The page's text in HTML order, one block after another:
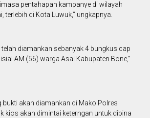
pentahapan kampanye di wilayah
terlebih di Kota Luwuk,” ungkapnya.
telah diamankan sebanyak 4 bungkus cap
AM (56) warga Asal Kabupaten Bone,”
bukti akan diamankan di Mako Polres
kios akan dimintai keterngan untuk dibina